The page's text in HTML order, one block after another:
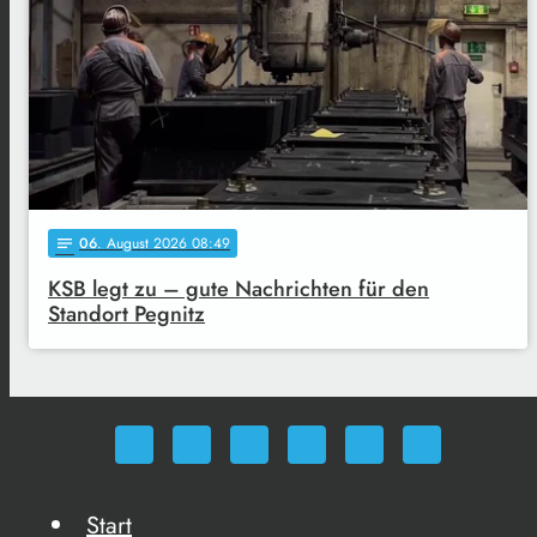
notes 06. August 2026 08:49
KSB legt zu – gute Nachrichten für den
Standort Pegnitz
Start